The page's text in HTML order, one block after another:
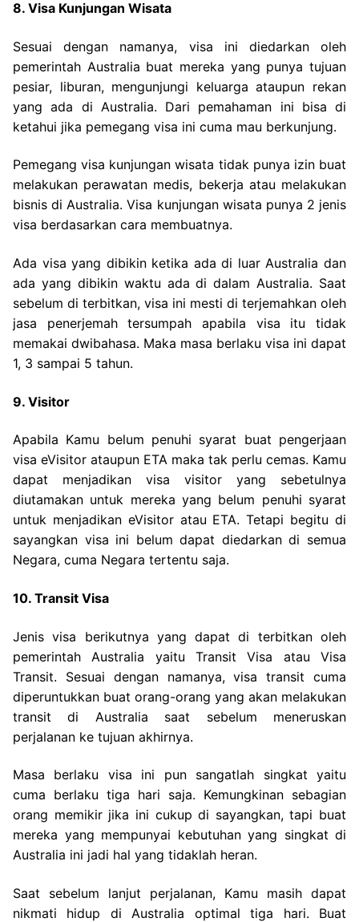
8. Visa Kunjungan Wisata
Sesuai dengan namanya, visa ini diedarkan oleh
pemerintah Australia buat mereka yang punya tujuan
pesiar, liburan, mengunjungi keluarga ataupun rekan
yang ada di Australia. Dari pemahaman ini bisa di
ketahui jika pemegang visa ini cuma mau berkunjung.
Pemegang visa kunjungan wisata tidak punya izin buat
melakukan perawatan medis, bekerja atau melakukan
bisnis di Australia. Visa kunjungan wisata punya 2 jenis
visa berdasarkan cara membuatnya.
Ada visa yang dibikin ketika ada di luar Australia dan
ada yang dibikin waktu ada di dalam Australia. Saat
sebelum di terbitkan, visa ini mesti di terjemahkan oleh
jasa penerjemah tersumpah apabila visa itu tidak
memakai dwibahasa. Maka masa berlaku visa ini dapat
1, 3 sampai 5 tahun.
9. Visitor
Apabila Kamu belum penuhi syarat buat pengerjaan
visa eVisitor ataupun ETA maka tak perlu cemas. Kamu
dapat menjadikan visa visitor yang sebetulnya
diutamakan untuk mereka yang belum penuhi syarat
untuk menjadikan eVisitor atau ETA. Tetapi begitu di
sayangkan visa ini belum dapat diedarkan di semua
Negara, cuma Negara tertentu saja.
10. Transit Visa
Jenis visa berikutnya yang dapat di terbitkan oleh
pemerintah Australia yaitu Transit Visa atau Visa
Transit. Sesuai dengan namanya, visa transit cuma
diperuntukkan buat orang-orang yang akan melakukan
transit di Australia saat sebelum meneruskan
perjalanan ke tujuan akhirnya.
Masa berlaku visa ini pun sangatlah singkat yaitu
cuma berlaku tiga hari saja. Kemungkinan sebagian
orang memikir jika ini cukup di sayangkan, tapi buat
mereka yang mempunyai kebutuhan yang singkat di
Australia ini jadi hal yang tidaklah heran.
Saat sebelum lanjut perjalanan, Kamu masih dapat
nikmati hidup di Australia optimal tiga hari. Buat